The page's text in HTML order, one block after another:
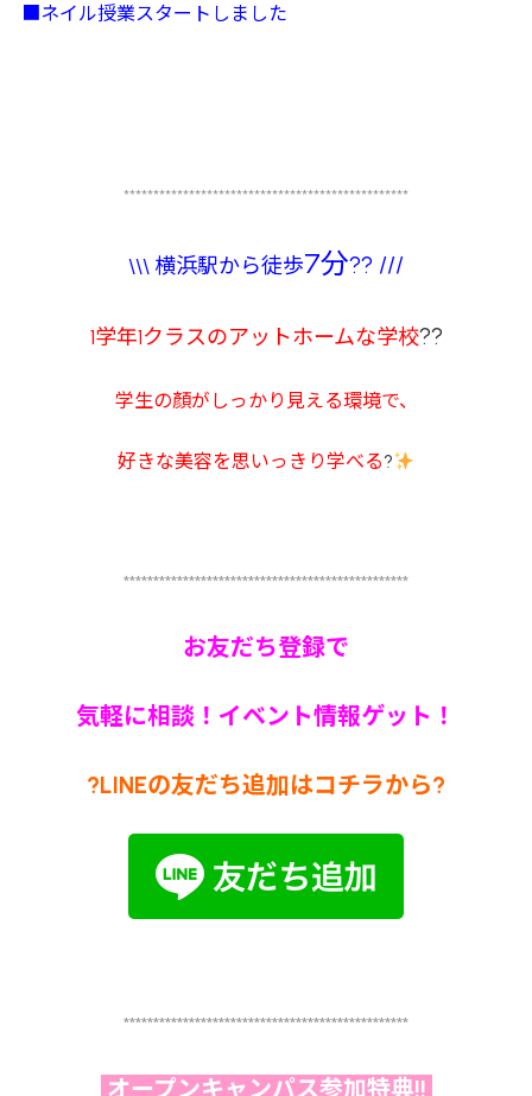
■ネイル授業スタートしました
************************************************
\\\ 横浜駅から徒歩7分?? ///
1学年1クラスのアットホームな学校??
学生の顏がしっかり見える環境で、
好きな美容を思いっきり学べる?
************************************************
お友だち登録で
気軽に相談！イベント情報ゲット！
?LINEの友だち追加はコチラから?
************************************************
オープンキャンパス参加特典!!